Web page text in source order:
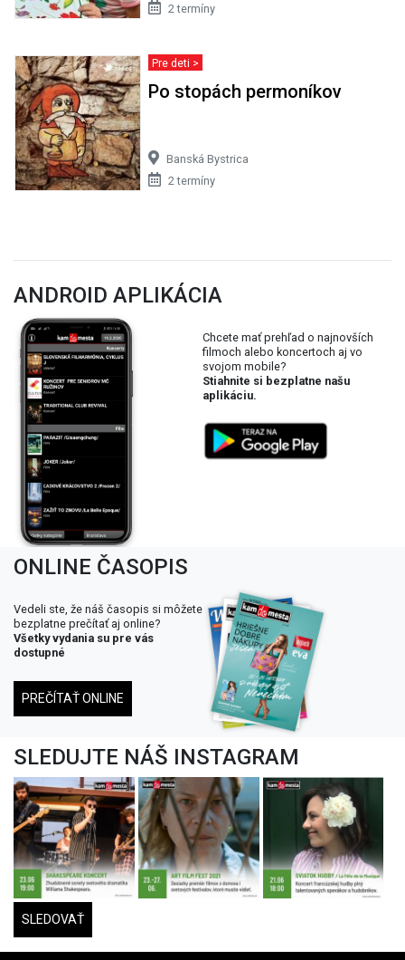
2 termíny
Pre deti >
Po stopách permoníkov
Banská Bystrica
2 termíny
ANDROID APLIKÁCIA
Chcete mať prehľad o najnovších
filmoch alebo koncertoch aj vo
svojom mobile?
Stiahnite si bezplatne našu
aplikáciu.
ONLINE ČASOPIS
Vedeli ste, že náš časopis si môžete
bezplatne prečítať aj online?
Všetky vydania su pre vás
dostupné
PREČÍTAŤ ONLINE
SLEDUJTE NÁŠ INSTAGRAM
SLEDOVAŤ